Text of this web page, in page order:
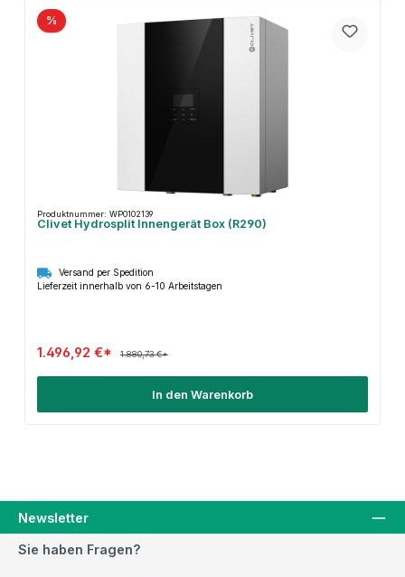
%
Produktnummer: WP0102139
Clivet Hydrosplit Innengerät Box (R290)
Versand per Spedition
Lieferzeit innerhalb von 6-10 Arbeitstagen
1.496,92 €* 1.880,73 €*
In den Warenkorb
Newsletter
Sie haben Fragen?